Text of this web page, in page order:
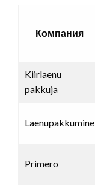
Компания
Kiirlaenu
pakkuja
Laenupakkumine
Primero